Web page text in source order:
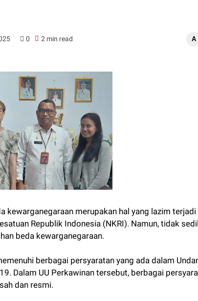
0 2 min read A
kewarganegaraan merupakan hal yang lazim terjadi
Republik Indonesia (NKRI). Namun, tidak
beda kewarganegaraan.
berbagai persyaratan yang ada dalam
Dalam UU Perkawinan tersebut, berbagai
dan resmi.